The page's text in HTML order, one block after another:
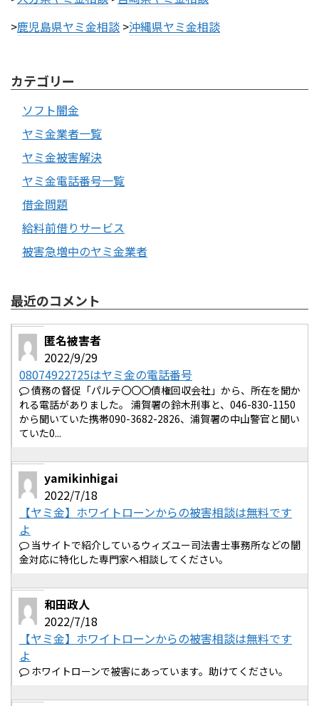
>鹿児島県ヤミ金相談 >沖縄県ヤミ金相談
カテゴリー
ソフト闇金
ヤミ金業者一覧
ヤミ金被害解決
ヤミ金電話番号一覧
借金問題
給料前借りサービス
被害急増中のヤミ金業者
最近のコメント
匿名被害者
2022/9/29
08074922725はヤミ金の電話番号
債務の督促「パルテ〇〇〇債権回収会社」から、所在を聞か
れる電話がありました。 浦賀署の鈴木刑事と、046-830-1150
から聞いていた携帯090-3682-2826、浦賀署の中山警官と聞い
ていた0...
yamikinhigai
2022/7/18
【ヤミ金】ホワイトローンからの被害相談は無料です
よ
当サイトで紹介しているウィズユー司法書士事務所などの闇
金対応に特化した専門家へ相談してください。
和田政人
2022/7/18
【ヤミ金】ホワイトローンからの被害相談は無料です
よ
ホワイトローンで被害にあっています。助けてください。